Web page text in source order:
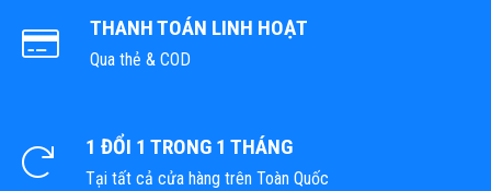
THANH TOÁN LINH HOẠT
Qua thẻ & COD
1 ĐỔI 1 TRONG 1 THÁNG
Tại tất cả cửa hàng trên Toàn Quốc